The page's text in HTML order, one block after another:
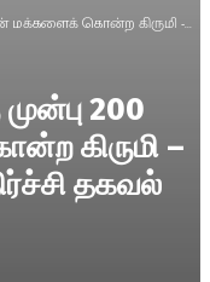
மக்களைக் கொன்ற கிருமி -...
200
கிருமி –
தகவல்